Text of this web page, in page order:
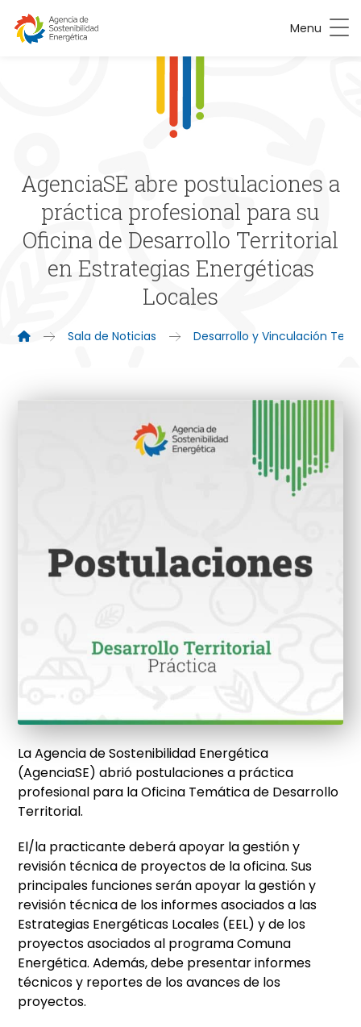
Menu
AgenciaSE abre postulaciones a
práctica profesional para su
Oficina de Desarrollo Territorial
en Estrategias Energéticas
Locales
Sala de Noticias Desarrollo y Vinculación
La Agencia de Sostenibilidad Energética
(AgenciaSE) abrió postulaciones a práctica
profesional para la Oficina Temática de Desarrollo
Territorial.
El/la practicante deberá apoyar la gestión y
revisión técnica de proyectos de la oficina. Sus
principales funciones serán apoyar la gestión y
revisión técnica de los informes asociados a las
Estrategias Energéticas Locales (EEL) y de los
proyectos asociados al programa Comuna
Energética. Además, debe presentar informes
técnicos y reportes de los avances de los
proyectos.